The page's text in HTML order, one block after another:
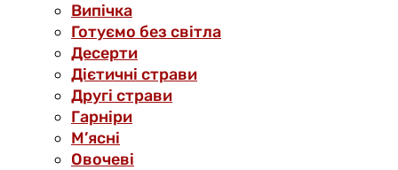
Випічка
Готуємо без світла
Десерти
Дієтичні страви
Другі страви
Гарніри
М’ясні
Овочеві